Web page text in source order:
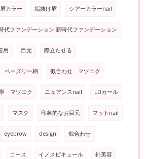
眉カラー 垢抜け眉 シアーカラーnail
代ファンデーション 新時代ファンデーション
用 目元 際立たせる
ペーズリー柄 似合わせ マツエク
マツエク ニュアンスnail LDカール
マスク 印象的なお目元 フットnail
eyebrow design 似合わせ
コース イノスピキュール 針美容